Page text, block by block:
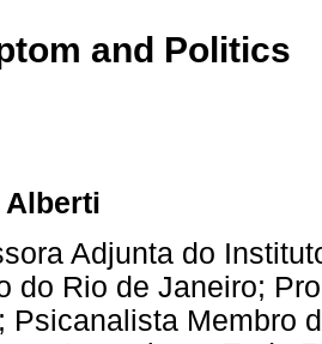
and Politics
Alberti
Adjunta do
do Rio de Janeiro;
Psicanalista Membro